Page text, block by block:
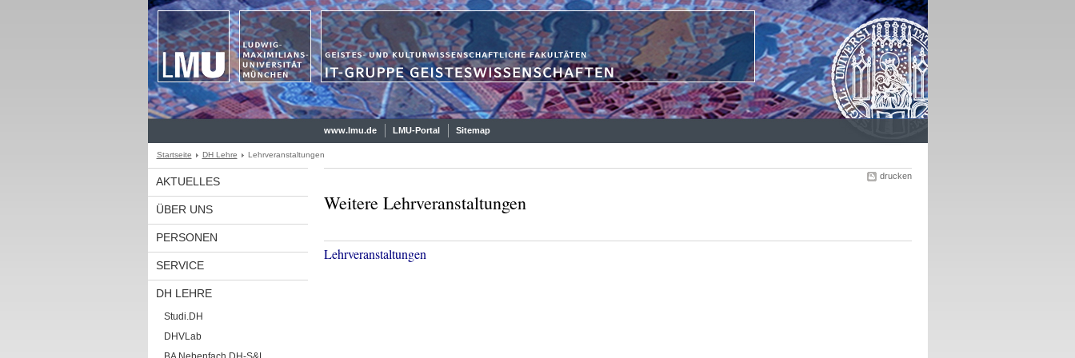
www.lmu.de LMU-Portal Sitemap
Startseite DH Lehre Lehrveranstaltungen
AKTUELLES
ÜBER UNS
PERSONEN
SERVICE
DH LEHRE
Studi.DH
DHVLab
drucken
Weitere Lehrveranstaltungen
Lehrveranstaltungen